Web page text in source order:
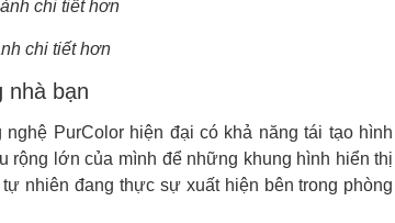
chi tiết hơn
nhà bạn
PurColor hiện đại có khả năng tái tạo hình
rộng lớn của mình để những khung hình hiển thị
nhiên đang thực sự xuất hiện bên trong phòng